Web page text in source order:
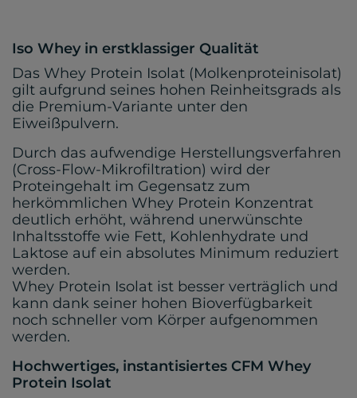
Iso Whey in erstklassiger Qualität
Das Whey Protein Isolat (Molkenproteinisolat)
gilt aufgrund seines hohen Reinheitsgrads als
die Premium-Variante unter den
Eiweißpulvern.
Durch das aufwendige Herstellungsverfahren
(Cross-Flow-Mikrofiltration) wird der
Proteingehalt im Gegensatz zum
herkömmlichen Whey Protein Konzentrat
deutlich erhöht, während unerwünschte
Inhaltsstoffe wie Fett, Kohlenhydrate und
Laktose auf ein absolutes Minimum reduziert
werden.
Whey Protein Isolat ist besser verträglich und
kann dank seiner hohen Bioverfügbarkeit
noch schneller vom Körper aufgenommen
werden.
Hochwertiges, instantisiertes CFM Whey
Protein Isolat